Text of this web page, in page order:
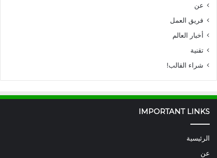
عن
فريق العمل
أخبار العالم
تقنية
شراء القالب!
IMPORTANT LINKS
الرئيسية
عن